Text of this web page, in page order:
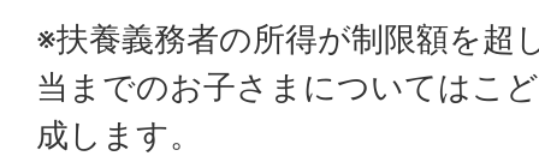
※扶養義務者の所得が制限額を超
当までのお子さまについてはこ
成します。